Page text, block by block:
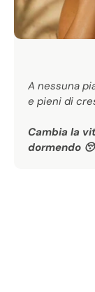
ADDIO
A nessuna
e pieni di
Cambia la
dormendo